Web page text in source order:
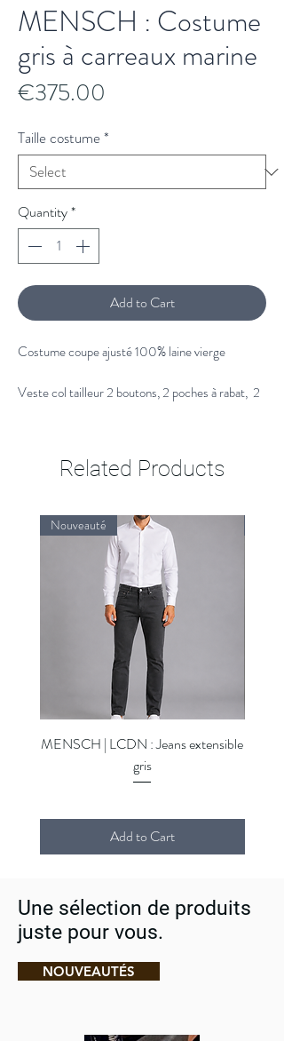
MENSCH : Costume
gris à carreaux marine
€375.00
Taille costume*
Quantity*
Add to Cart
Costume coupe ajusté 100% laine vierge
Veste col tailleur 2 boutons, 2 poches à rabat, 2
sans ourlet.
Costume homme 100% laine vierge.
Tissu confectionné en Italie.
Related Products
Nouveauté
MENSCH | LCDN : Jeans extensible
gris
Add to Cart
Une sélection de produits
juste pour vous.
NOUVEAUTÉS